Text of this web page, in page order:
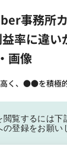
事務所カ
率に違い
画像
く、●●を積極
閲覧するには下
の登録をお願い